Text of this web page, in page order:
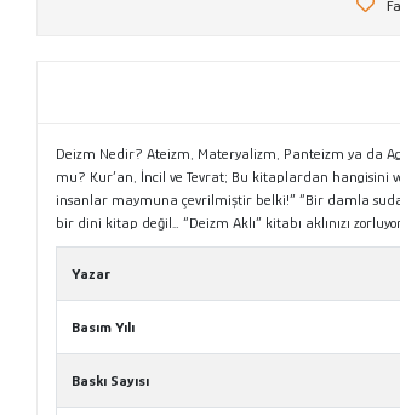
Deizm Nedir? Ateizm, Materyalizm, Panteizm ya da
mu? Kur’an, İncil ve Tevrat; Bu kitaplardan hangisini
insanlar maymuna çevrilmiştir belki!” “Bir damla
bir dini kitap değil… “Deizm Aklı” kitabı aklınızı
Yazar
Basım Yılı
Baskı Sayısı